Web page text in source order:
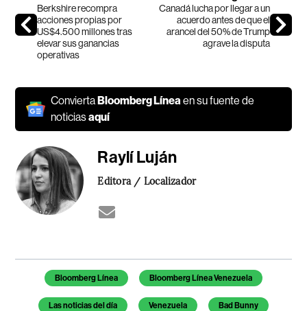
Berkshire recompra
acciones propias por
US$4.500 millones tras
elevar sus ganancias
operativas
Canadá lucha por llegar a un
acuerdo antes de que el
arancel del 50% de Trump
agrave la disputa
ConviertaBloomberg Líneaen su fuente de
noticiasaquí
Raylí Luján
Editora / Localizador
Temas de este artículo
Bloomberg Línea Bloomberg Línea Venezuela
Las noticias del día Venezuela Bad Bunny